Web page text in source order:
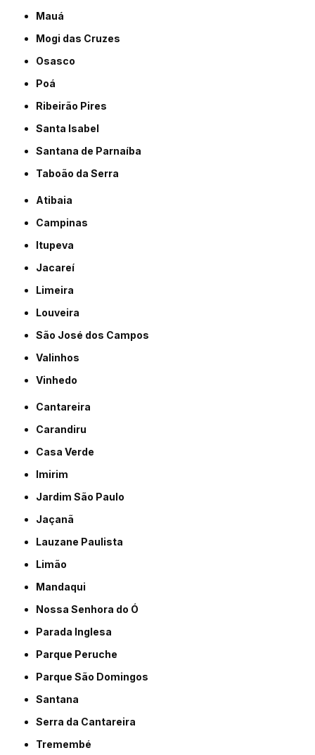
Mauá
Mogi das Cruzes
Osasco
Poá
Ribeirão Pires
Santa Isabel
Santana de Parnaíba
Taboão da Serra
Atibaia
Campinas
Itupeva
Jacareí
Limeira
Louveira
São José dos Campos
Valinhos
Vinhedo
Cantareira
Carandiru
Casa Verde
Imirim
Jardim São Paulo
Jaçanã
Lauzane Paulista
Limão
Mandaqui
Nossa Senhora do Ó
Parada Inglesa
Parque Peruche
Parque São Domingos
Santana
Serra da Cantareira
Tremembé